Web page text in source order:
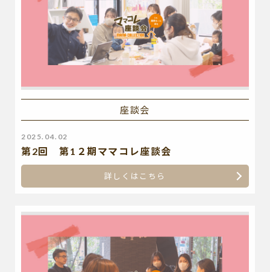
座談会
2025.04.02
第2回 第1２期ママコレ座談会
詳しくはこちら